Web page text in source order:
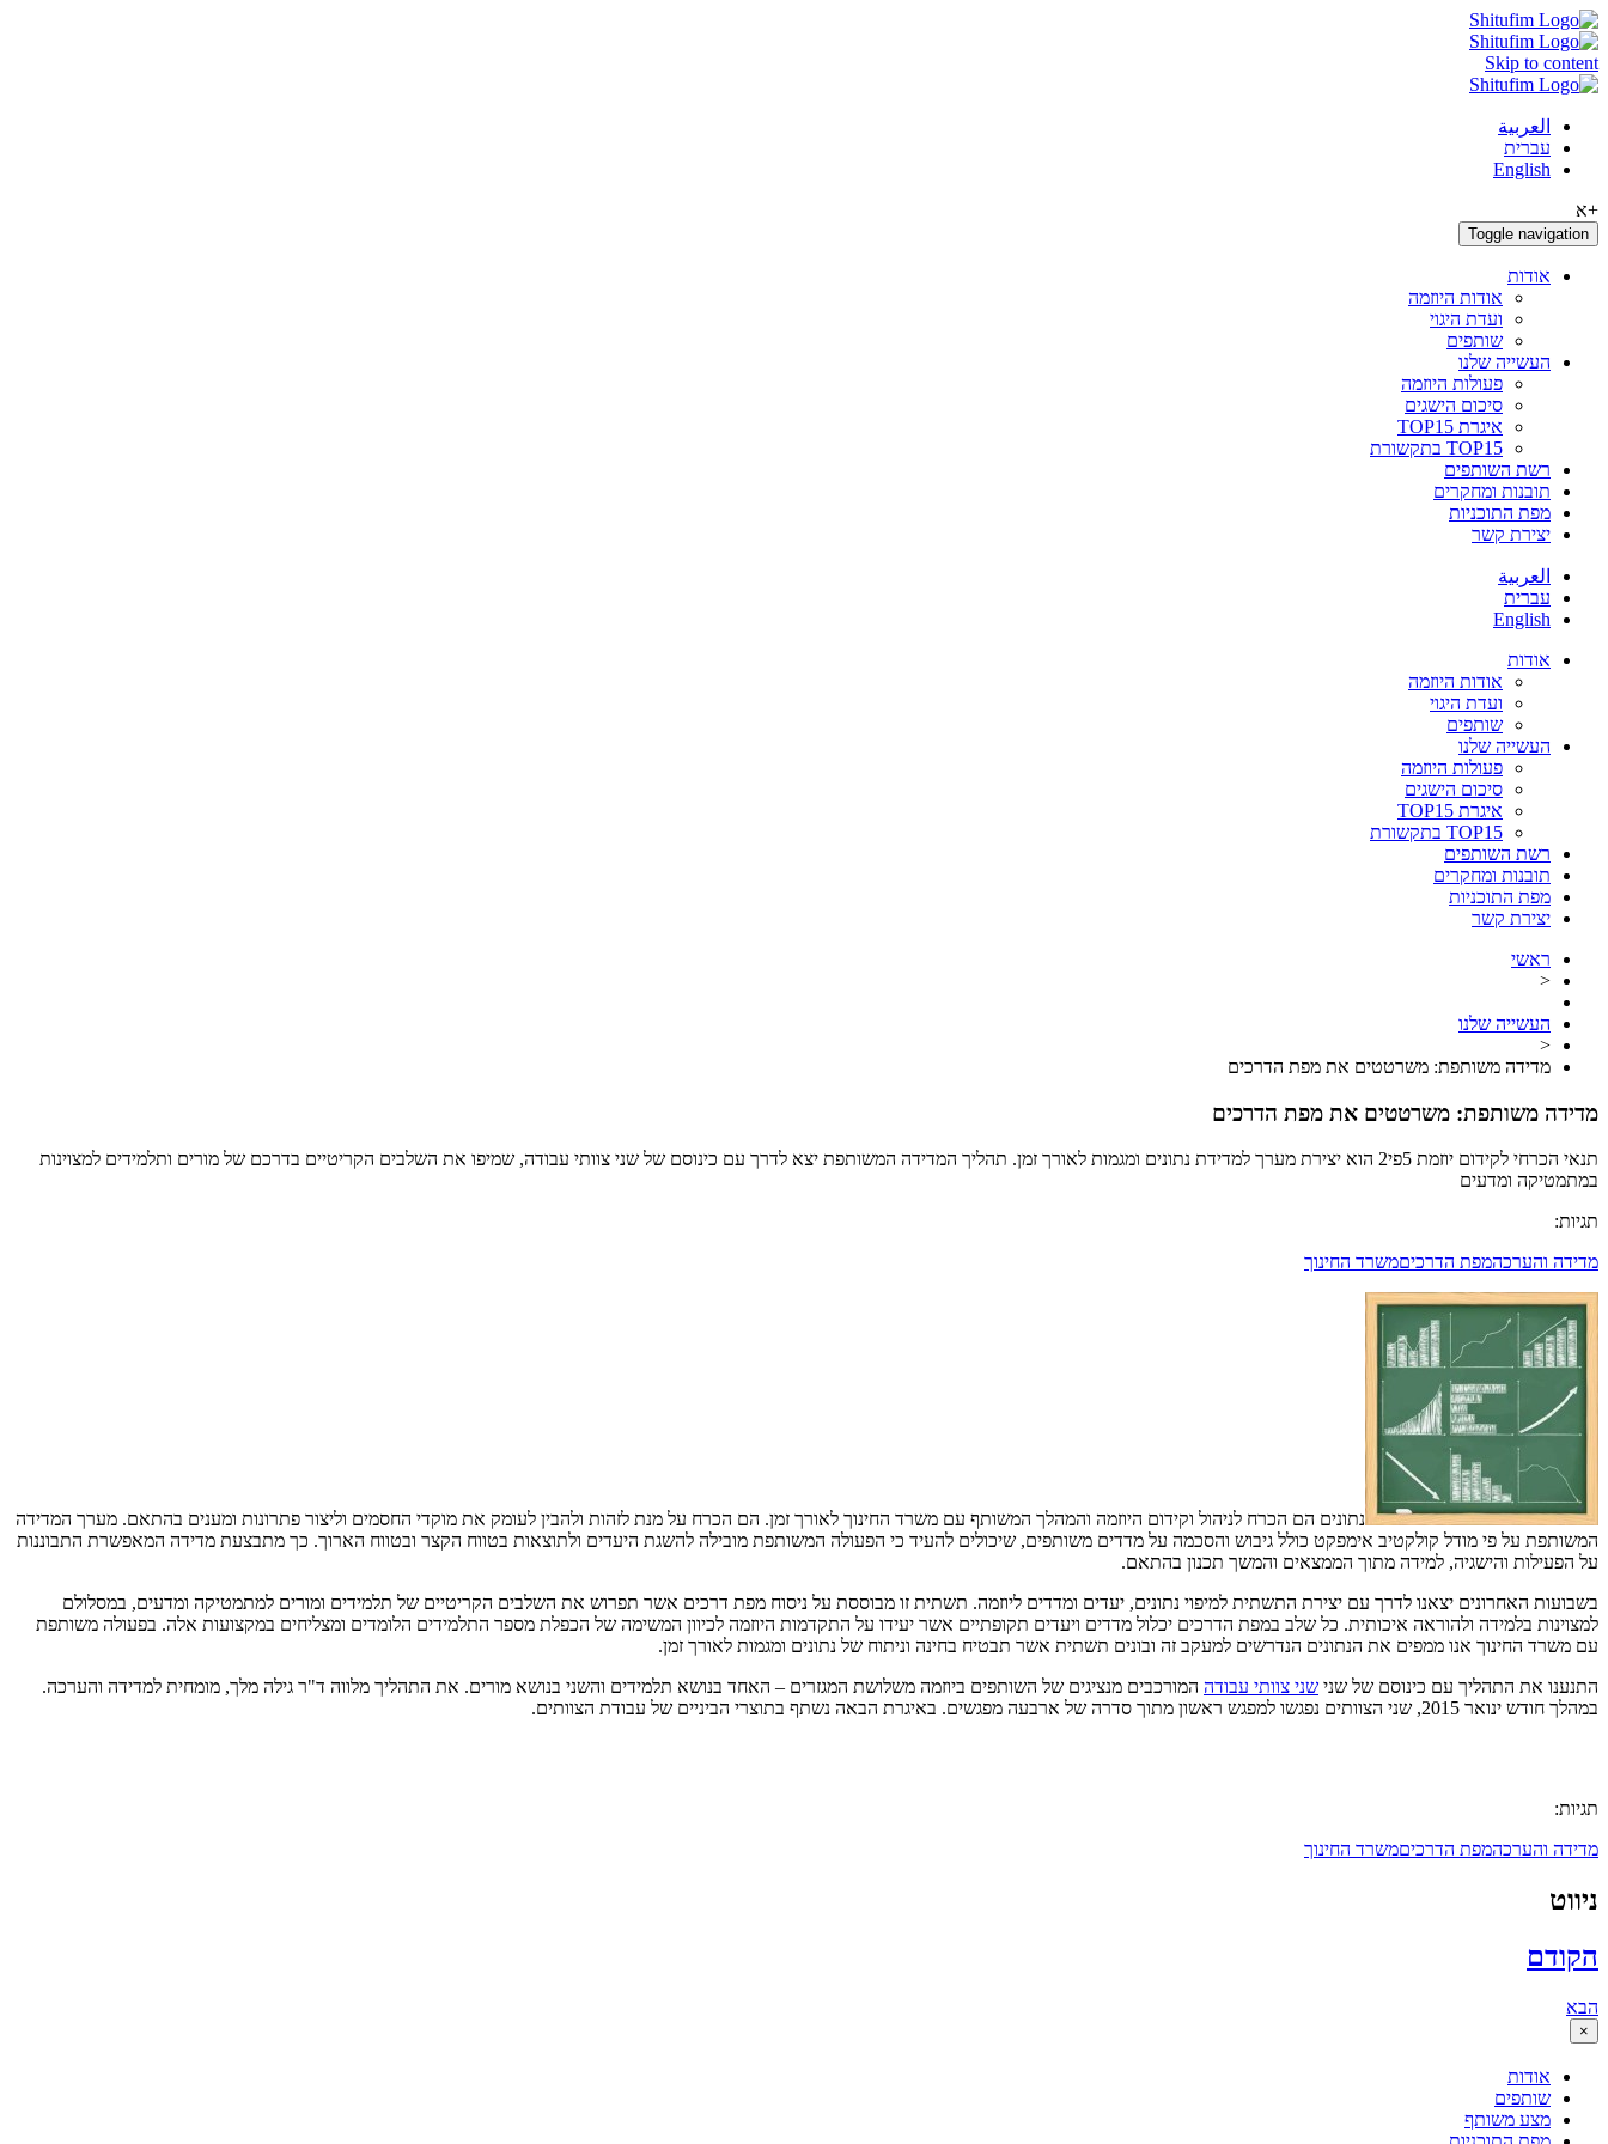
Skip to content
العربية
עברית
English
+א
Toggle navigation
אודות
אודות היוזמה
ועדת היגוי
שותפים
העשייה שלנו
פעולות היוזמה
סיכום הישגים
איגרת TOP15
TOP15 בתקשורת
רשת השותפים
תובנות ומחקרים
מפת התוכניות
יצירת קשר
العربية
עברית
English
אודות
אודות היוזמה
ועדת היגוי
שותפים
העשייה שלנו
פעולות היוזמה
סיכום הישגים
איגרת TOP15
TOP15 בתקשורת
רשת השותפים
תובנות ומחקרים
מפת התוכניות
יצירת קשר
ראשי
<
העשייה שלנו
<
מדידה משותפת: משרטטים את מפת הדרכים
מדידה משותפת: משרטטים את מפת הדרכים
תנאי הכרחי לקידום יוזמת 5פי2 הוא יצירת מערך למדידת נתונים ומגמות לאורך זמן. תהליך המדידה המשותפת יצא לדרך עם כינוסם של שני צוותי עבודה, שמיפו את השלבים הקריטיים בדרכם של מורים ותלמידים למצוינות
במתמטיקה ומדעים
תגיות:
מדידה והערכהמפת הדרכיםמשרד החינוך
נתונים הם הכרח לניהול וקידום היוזמה והמהלך המשותף עם משרד החינוך לאורך זמן. הם הכרח על מנת לזהות ולהבין לעומק את מוקדי החסמים וליצור פתרונות ומענים בהתאם. מערך המדידה
המשותפת על פי מודל קולקטיב אימפקט כולל גיבוש והסכמה על מדדים משותפים, שיכולים להעיד כי הפעולה המשותפת מובילה להשגת היעדים ולתוצאות בטווח הקצר ובטווח הארוך. כך מתבצעת מדידה המאפשרת התבוננות
על הפעילות והישגיה, למידה מתוך הממצאים והמשך תכנון בהתאם.
בשבועות האחרונים יצאנו לדרך עם יצירת התשתית למיפוי נתונים, יעדים ומדדים ליוזמה. תשתית זו מבוססת על ניסוח מפת דרכים אשר תפרוש את השלבים הקריטיים של תלמידים ומורים למתמטיקה ומדעים, במסלולם
למצוינות בלמידה ולהוראה איכותית. כל שלב במפת הדרכים יכלול מדדים ויעדים תקופתיים אשר יעידו על התקדמות היוזמה לכיוון המשימה של הכפלת מספר התלמידים הלומדים ומצליחים במקצועות אלה. בפעולה משותפת
עם משרד החינוך אנו ממפים את הנתונים הנדרשים למעקב זה ובונים תשתית אשר תבטיח בחינה וניתוח של נתונים ומגמות לאורך זמן.
התנענו את התהליך עם כינוסם של שני שני צוותי עבודה המורכבים מנציגים של השותפים ביוזמה משלושת המגזרים – האחד בנושא תלמידים והשני בנושא מורים. את התהליך מלווה ד"ר גילה מלך, מומחית למדידה והערכה.
במהלך חודש ינואר 2015, שני הצוותים נפגשו למפגש ראשון מתוך סדרה של ארבעה מפגשים. באיגרת הבאה נשתף בתוצרי הביניים של עבודת הצוותים.
תגיות:
מדידה והערכהמפת הדרכיםמשרד החינוך
ניווט
הקודם
הבא
×
אודות
שותפים
מצע משותף